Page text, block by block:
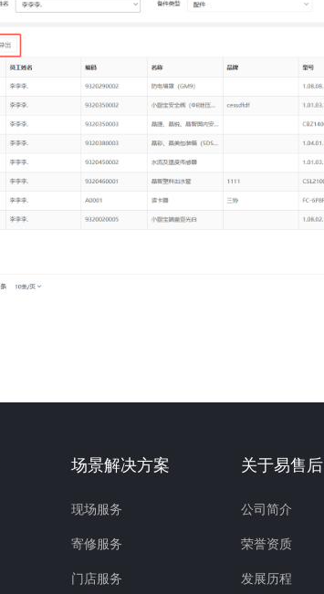
场景解决方案
现场服务
寄修服务
门店服务
关于易售后
公司简介
荣誉资质
发展历程